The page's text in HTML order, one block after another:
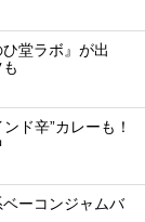
堂ラボ』が出
ド辛”カレーも！
ーコンジャムバ